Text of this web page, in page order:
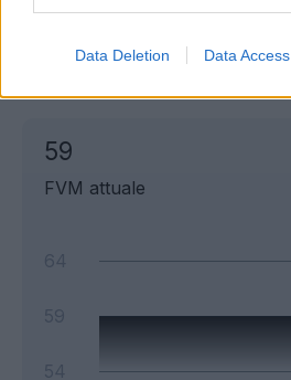
Data Deletion Data Access
59
FVM attuale